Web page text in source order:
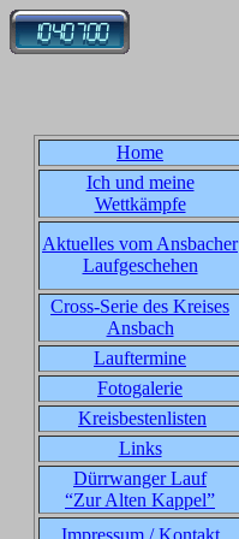
Home
Ich und meine
Wettkämpfe
Aktuelles vom Ansbacher
Laufgeschehen
Cross-Serie des Kreises
Ansbach
Lauftermine
Fotogalerie
Kreisbestenlisten
Links
Dürrwanger Lauf
“Zur Alten Kappel”
Impressum / Kontakt